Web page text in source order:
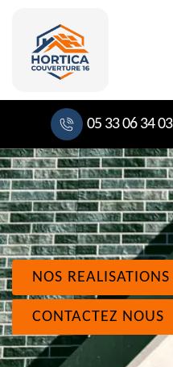
05 33 06 34 03
NOS REALISATIONS
CONTACTEZ NOUS